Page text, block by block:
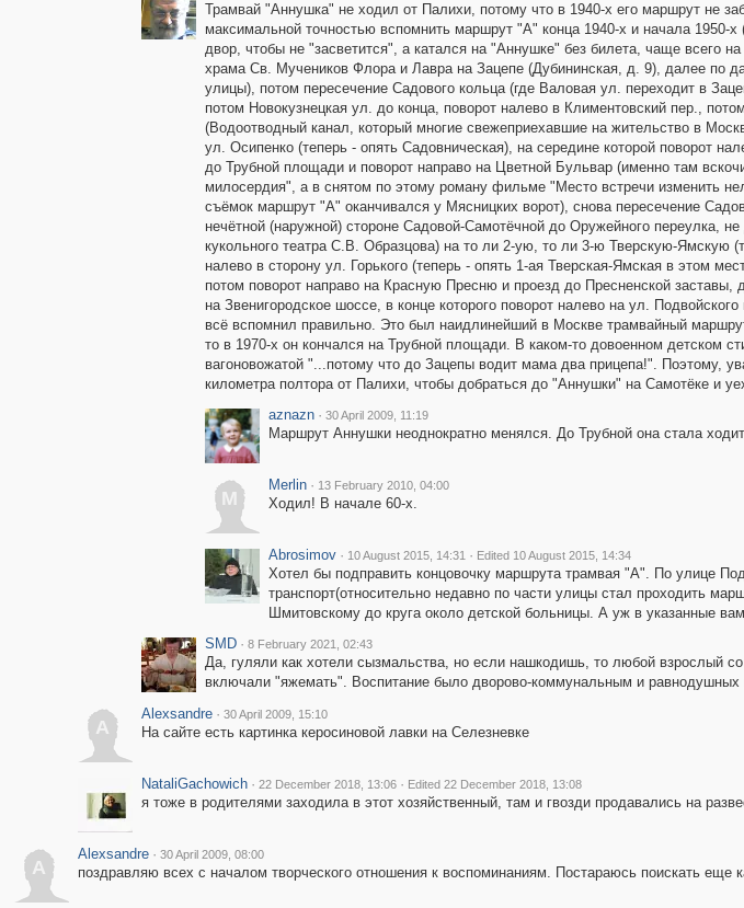
Трамвай "Аннушка" не ходил от Палихи, потому что в 1940-х его маршрут не
максимальной точностью вспомнить маршрут "А" конца 1940-х и начала
двор, чтобы не "засветится", а катался на "Аннушке" без билета, чаще всего
храма Св. Мучеников Флора и Лавра на Зацепе (Дубининская, д. 9), далее по
улицы), потом пересечение Садового кольца (где Валовая ул. переходит в
потом Новокузнецкая ул. до конца, поворот налево в Климентовский пер.,
(Водоотводный канал, который многие свежеприехавшие на жительство в
ул. Осипенко (теперь - опять Садовническая), на середине которой поворот
до Трубной площади и поворот направо на Цветной Бульвар (именно там
милосердия", а в снятом по этому роману фильме "Место встречи изменить
съёмок маршрут "А" оканчивался у Мясницких ворот), снова пересечение
нечётной (наружной) стороне Садовой-Самотёчной до Оружейного переулка,
кукольного театра С.В. Образцова) на то ли 2-ую, то ли 3-ю Тверскую-Ямскую
налево в сторону ул. Горького (теперь - опять 1-ая Тверская-Ямская в этом
потом поворот направо на Красную Пресню и проезд до Пресненской
на Звенигородское шоссе, в конце которого поворот налево на ул.
всё вспомнил правильно. Это был наидлинейший в Москве трамвайный
то в 1970-х он кончался на Трубной площади. В каком-то довоенном детском
вагоновожатой "...потому что до Зацепы водит мама два прицепа!". Поэтому,
километра полтора от Палихи, чтобы добраться до "Аннушки" на Самотёке и
aznazn · 30 April 2009, 11:19
Маршрут Аннушки неоднократно менялся. До Трубной она стала
M
Merlin · 13 February 2010, 04:00
Ходил! В начале 60-х.
Abrosimov · 10 August 2015, 14:31 · Edited 10 August 2015, 14:34
Хотел бы подправить концовочку маршрута трамвая "А". По улице
транспорт(относительно недавно по части улицы стал проходить
Шмитовскому до круга около детской больницы. А уж в указанные
SMD · 8 February 2021, 02:43
Да, гуляли как хотели сызмальства, но если нашкодишь, то любой взрослый
включали "яжемать". Воспитание было дворово-коммунальным и
A
Alexsandre · 30 April 2009, 15:10
На сайте есть картинка керосиновой лавки на Селезневке
NataliGachowich · 22 December 2018, 13:06 · Edited 22 December 2018, 13:08
я тоже в родителями заходила в этот хозяйственный, там и гвозди продавались на
A
Alexsandre · 30 April 2009, 08:00
поздравляю всех с началом творческого отношения к воспоминаниям. Постараюсь поискать еще